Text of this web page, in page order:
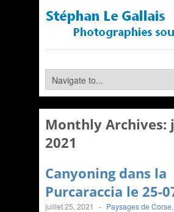
Monthly Archives:
2021
Canyoning dans la
Purcaraccia le 25-
juillet 25, 2021 - Paysages de Corse,